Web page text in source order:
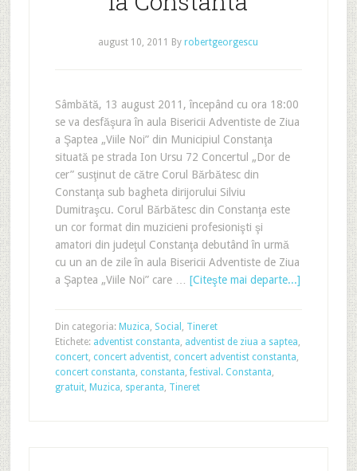
august 10, 2011 Byrobertgeorgescu
Sâmbătă, 13 august 2011, începând cu ora 18:00
se va desfăşura în aula Bisericii Adventiste de Ziua
a Şaptea „Viile Noi” din Municipiul Constanţa
situată pe strada Ion Ursu 72 Concertul „Dor de
cer” susţinut de către Corul Bărbătesc din
Constanţa sub bagheta dirijorului Silviu
Dumitraşcu. Corul Bărbătesc din Constanţa este
un cor format din muzicieni profesionişti şi
amatori din judeţul Constanţa debutând în urmă
cu un an de zile în aula Bisericii Adventiste de Ziua
a Şaptea „Viile Noi” care … [Citeşte mai departe...]
Din categoria: Muzica, Social , Tineret
Etichete: adventist constanta, adventist de ziua a saptea,
concert, concert adventist, concert adventist constanta,
concert constanta, constanta,festival. Constanta,
gratuit, Muzica, speranta, Tineret